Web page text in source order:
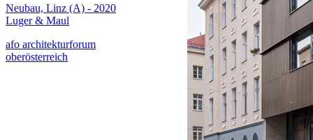
Neubau, Linz (A) - 2020
Luger & Maul
afo architekturforum
oberösterreich